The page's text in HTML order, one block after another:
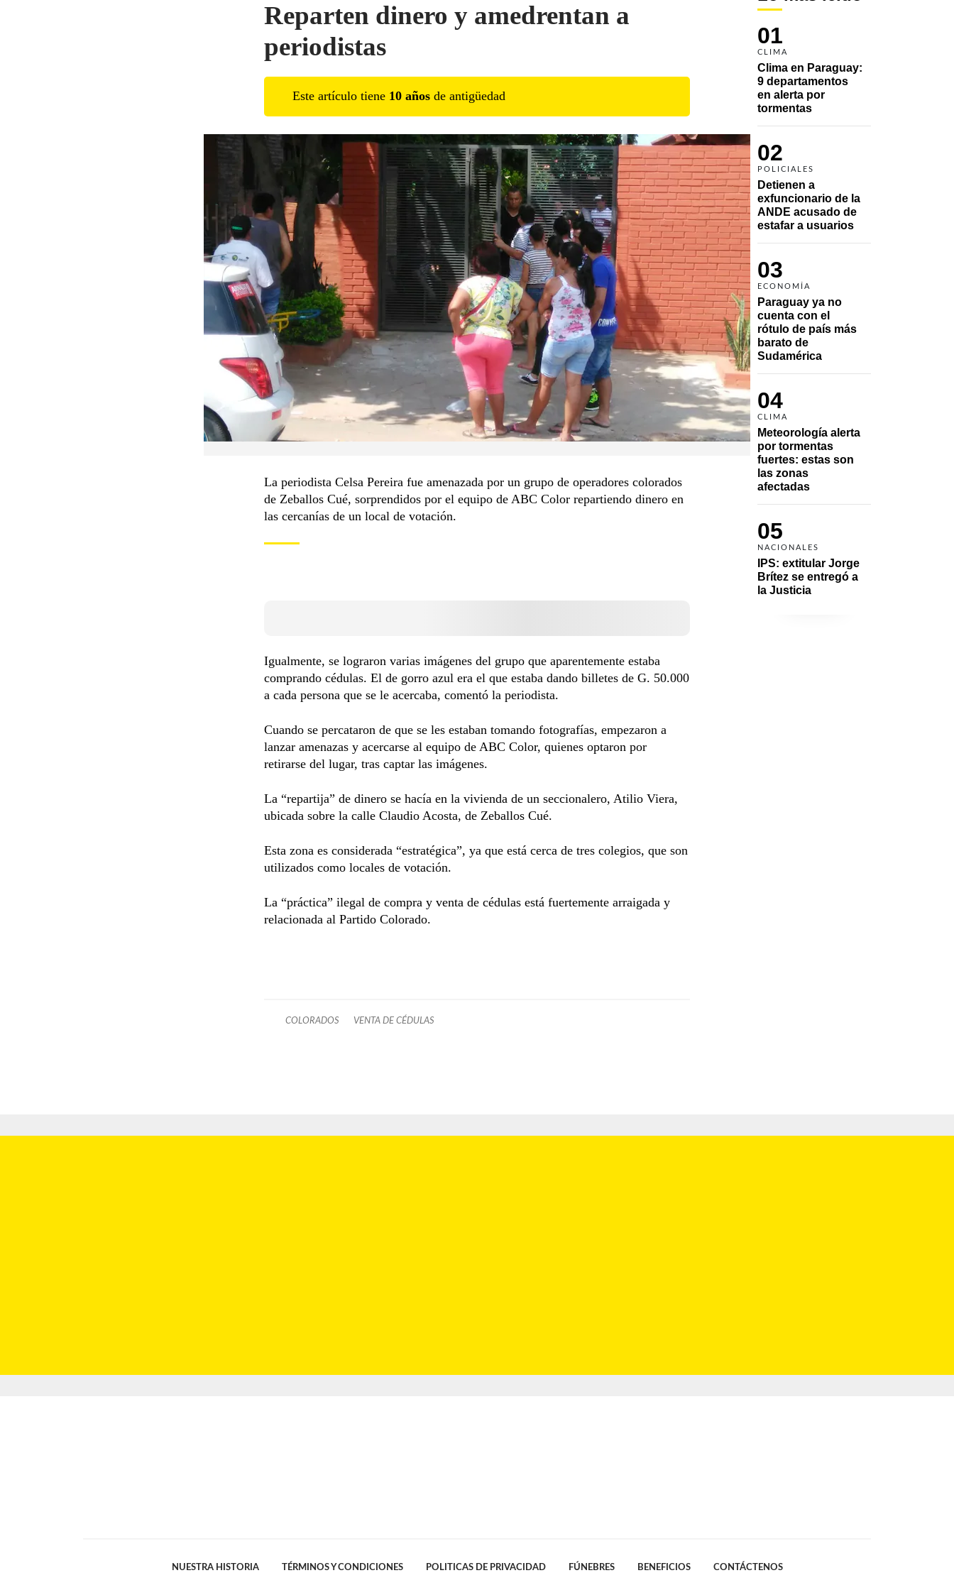
01
CLIMA
Clima en Paraguay:
9 departamentos
en alerta por
tormentas
02
POLICIALES
Detienen a
exfuncionario de la
ANDE acusado de
estafar a usuarios
03
ECONOMÍA
Paraguay ya no
cuenta con el
rótulo de país más
barato de
Sudamérica
04
CLIMA
Meteorología alerta
por tormentas
fuertes: estas son
las zonas
afectadas
05
NACIONALES
IPS: extitular Jorge
Brítez se entregó a
la Justicia
Reparten dinero y amedrentan a
periodistas
Este artículo tiene 10 años de antigüedad
La periodista Celsa Pereira fue amenazada por un grupo de operadores colorados
de Zeballos Cué, sorprendidos por el equipo de ABC Color repartiendo dinero en
las cercanías de un local de votación.
Igualmente, se lograron varias imágenes del grupo que aparentemente estaba
comprando cédulas. El de gorro azul era el que estaba dando billetes de G. 50.000
a cada persona que se le acercaba, comentó la periodista.
Cuando se percataron de que se les estaban tomando fotografías, empezaron a
lanzar amenazas y acercarse al equipo de ABC Color, quienes optaron por
retirarse del lugar, tras captar las imágenes.
La “repartija” de dinero se hacía en la vivienda de un seccionalero, Atilio Viera,
ubicada sobre la calle Claudio Acosta, de Zeballos Cué.
Esta zona es considerada “estratégica”, ya que está cerca de tres colegios, que son
utilizados como locales de votación.
La “práctica” ilegal de compra y venta de cédulas está fuertemente arraigada y
relacionada al Partido Colorado.
COLORADOS VENTA DE CÉDULAS
NUESTRA HISTORIA TÉRMINOS Y CONDICIONES POLITICAS DE PRIVACIDAD FÚNEBRES BENEFICIOS CONTÁCTENOS